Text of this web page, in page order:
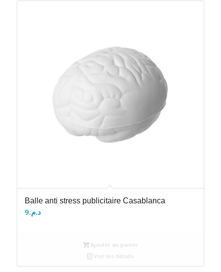
Balle anti stress publicitaire Casablanca
د.م.9
Ajouter au panier
Voir les détails